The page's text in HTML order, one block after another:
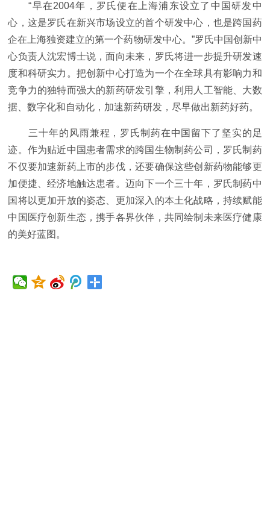
“早在2004年，罗氏便在上海浦东设立了中国研发中
心，这是罗氏在新兴市场设立的首个研发中心，也是跨国药
企在上海独资建立的第一个药物研发中心。”罗氏中国创新中
心负责人沈宏博士说，面向未来，罗氏将进一步提升研发速
度和科研实力。把创新中心打造为一个在全球具有影响力和
竞争力的独特而强大的新药研发引擎，利用人工智能、大数
据、数字化和自动化，加速新药研发，尽早做出新药好药。
三十年的风雨兼程，罗氏制药在中国留下了坚实的足
迹。作为贴近中国患者需求的跨国生物制药公司，罗氏制药
不仅要加速新药上市的步伐，还要确保这些创新药物能够更
加便捷、经济地触达患者。迈向下一个三十年，罗氏制药中
国将以更加开放的姿态、更加深入的本土化战略，持续赋能
中国医疗创新生态，携手各界伙伴，共同绘制未来医疗健康
的美好蓝图。